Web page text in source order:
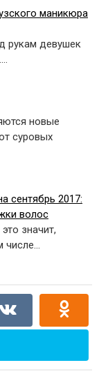
маникюра
рукам девушек
новые
суровых
сентябрь 2017:
волос
значит,
числе…